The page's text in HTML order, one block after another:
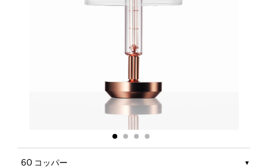
60 コッパー